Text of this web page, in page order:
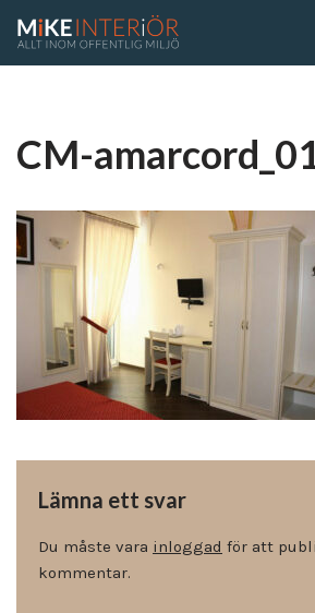
CM-
Lämna ett svar
Du måste vara inloggad för att
kommentar.